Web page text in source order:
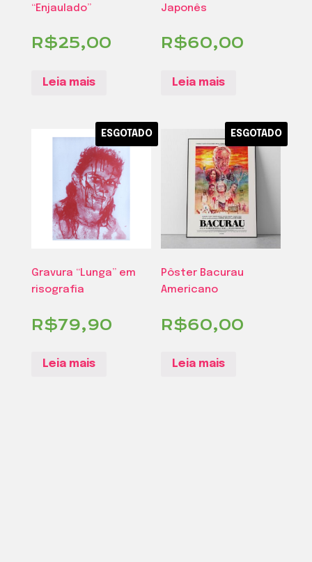
“Enjaulado”
R$25,00
Leia mais
Japonês
R$60,00
Leia mais
ESGOTADO
Gravura “Lunga” em
risografia
R$79,90
Leia mais
ESGOTADO
Pôster Bacurau
Americano
R$60,00
Leia mais